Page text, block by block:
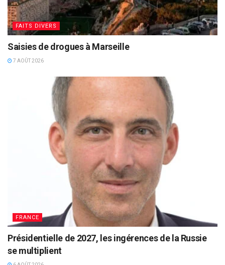
FAITS DIVERS
Saisies de drogues à Marseille
7 AOÛT 2026
FRANCE
Présidentielle de 2027, les ingérences de la Russie
se multiplient